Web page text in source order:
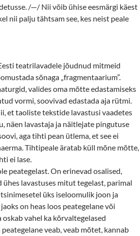
/—/ Nii võib ühise eesmärgi käest
nii palju tähtsam see, kes neist peale
teatrilavadele jõudnud mitmeid
sõnaga „fragmentaarium”.
valides oma mõtte edastamiseks
vormi, soovivad edastada aja rütmi.
et taoliste tekstide lavastusi vaadetes
näen lavastaja ja näitlejate pingutuse
aga tihti pean ütlema, et see ei
Tihtipeale äratab küll mõne mõtte,
ei lase.
peategelast. On erinevad osalised,
lavastuses mitut tegelast, parimal
üks iseloomulik joon ja
on heas loos peategelane või
oskab vahel ka kõrvaltegelased
veab, veab mõtet, kannab